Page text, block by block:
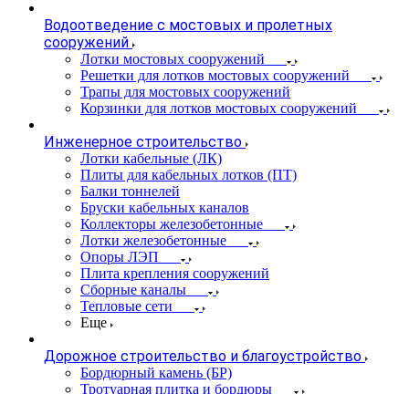
Водоотведение с мостовых и пролетных
сооружений
Лотки мостовых сооружений
Решетки для лотков мостовых сооружений
Трапы для мостовых сооружений
Корзинки для лотков мостовых сооружений
Инженерное строительство
Лотки кабельные (ЛК)
Плиты для кабельных лотков (ПТ)
Балки тоннелей
Бруски кабельных каналов
Коллекторы железобетонные
Лотки железобетонные
Опоры ЛЭП
Плита крепления сооружений
Сборные каналы
Тепловые сети
Еще
Дорожное строительство и благоустройство
Бордюрный камень (БР)
Тротуарная плитка и бордюры